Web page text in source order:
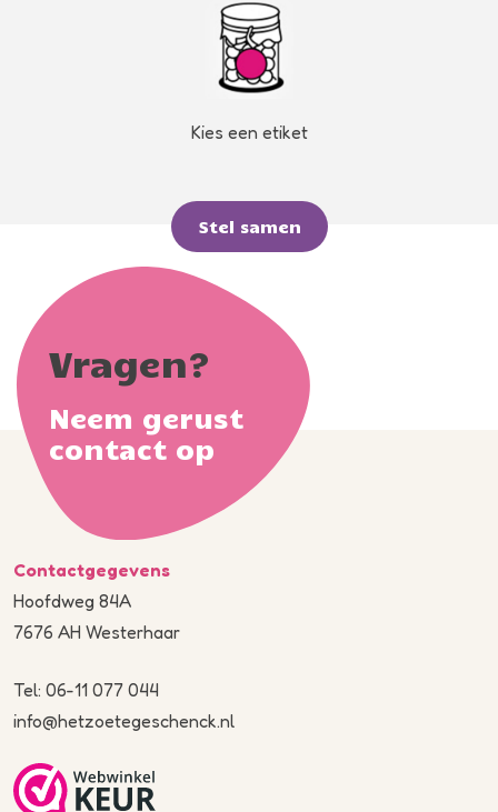
Kies een etiket
Stel samen
Vragen?
Neem gerust
contact op
Contactgegevens
Hoofdweg 84A
7676 AH Westerhaar
Tel: 06-11 077 044
info@hetzoetegeschenck.nl